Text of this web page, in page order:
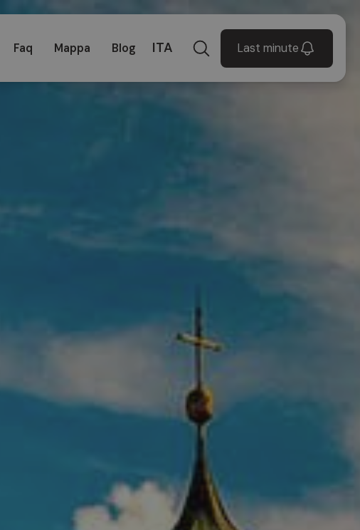
Faq Mappa Blog ITA Last minute